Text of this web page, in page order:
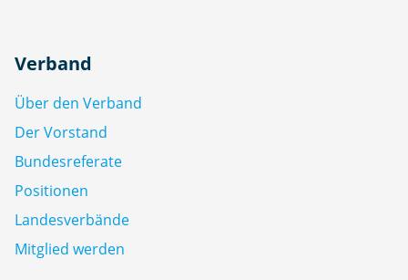
Verband
Über den Verband
Der Vorstand
Bundesreferate
Positionen
Landesverbände
Mitglied werden